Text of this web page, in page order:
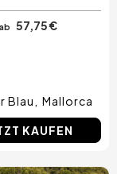
ab 57,75 €
Blau Mallorca
KAUFEN